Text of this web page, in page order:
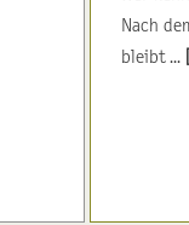
Nach
bleibt ...